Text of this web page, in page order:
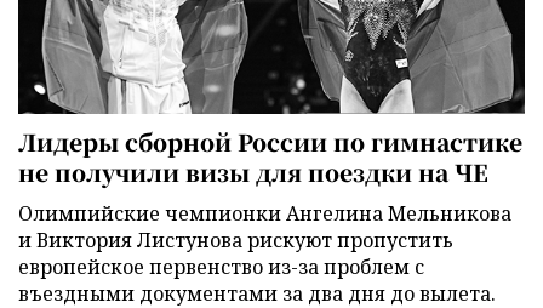
Лидеры сборной России по гимнастике
не получили визы для поездки на ЧЕ
Олимпийские чемпионки Ангелина Мельникова
и Виктория Листунова рискуют пропустить
европейское первенство из-за проблем с
въездными документами за два дня до вылета.